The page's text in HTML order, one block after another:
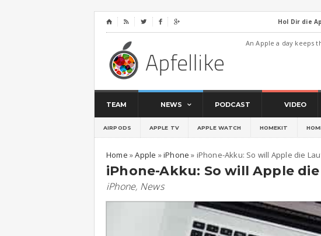
⌂     Hol Dir die
An Apple a day keeps
TEAM NEWS PODCAST VIDEO
AIRPODS APPLE TV APPLE WATCH HOMEKIT
Home »Apple »iPhone » iPhone-Akku: So will Apple die
iPhone-Akku: So will Apple
iPhone, News